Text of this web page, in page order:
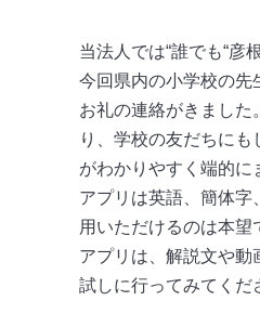
当法人では“誰でも“彦
今回県内の小学校の先
お礼の連絡がきまし
り、学校の友だちに
がわかりやすく端的に
アプリは英語、簡体
用いただけるのは本望
アプリは、解説文や
試しに行ってみてくだ